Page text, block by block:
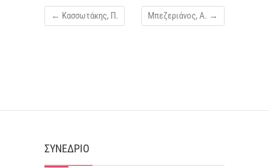
← Κασσωτάκης, Π. Μπεζεριάνος, Α. →
ΣΥΝΈΔΡΙΟ